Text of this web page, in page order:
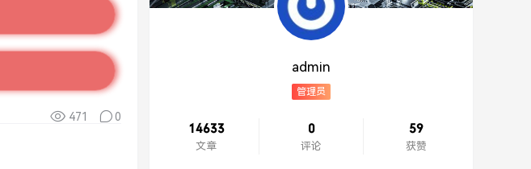
471 0
admin
管理员
14633
文章
0
评论
59
获赞